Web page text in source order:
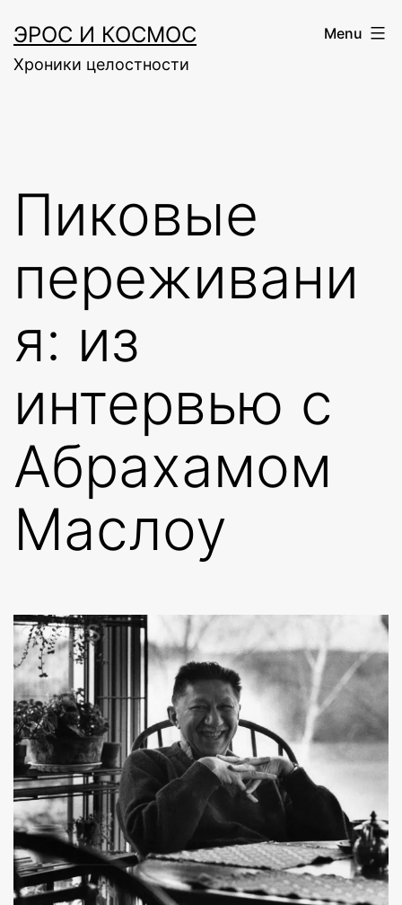
to
content
ЭРОС И КОСМОС
Хроники целостности
Menu
Пиковые
переживани
я: из
интервью с
Абрахамом
Маслоу